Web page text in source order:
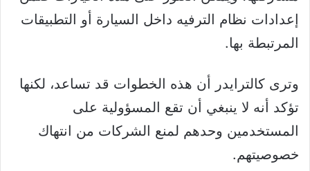
إعدادات نظام الترفيه داخل السيارة أو التطبيقات
المرتبطة بها.
وترى كالترايدر أن هذه الخطوات قد تساعد، لكنها
تؤكد أنه لا ينبغي أن تقع المسؤولية على
المستخدمين وحدهم لمنع الشركات من انتهاك
خصوصيتهم.